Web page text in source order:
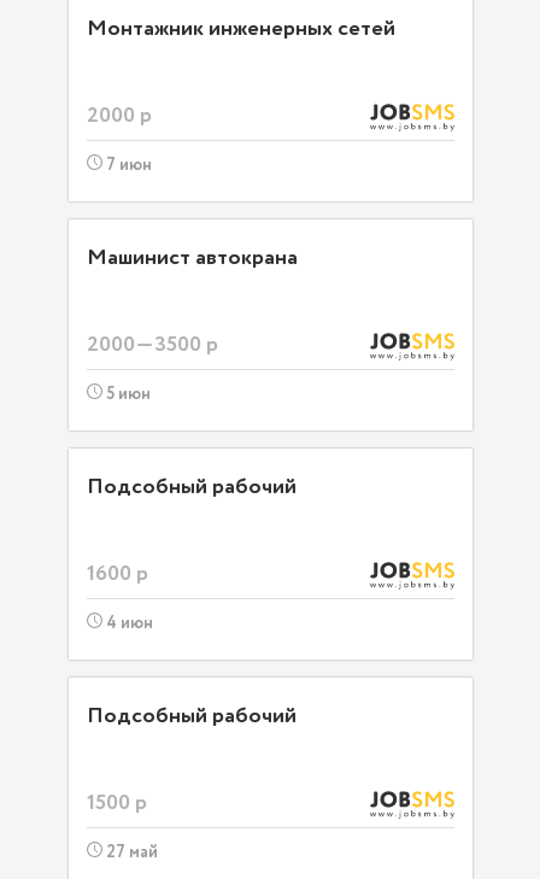
Монтажник инженерных сетей
2000 р
7 июн
Машинист автокрана
2000—3500 р
5 июн
Подсобный рабочий
1600 р
4 июн
Подсобный рабочий
1500 р
27 май